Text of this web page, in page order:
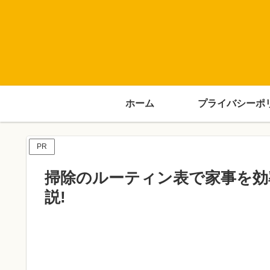
ホーム プライバシーポ
PR
掃除のルーティン表で家事を
説!